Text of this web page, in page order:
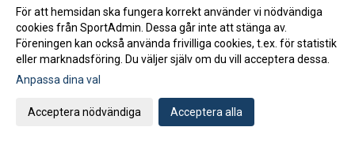
PB för Jesper på JEM 2023-07-15 19:33
U23-EM: Torsdag 2023-07-14 10:15
JEM med Jesper och Emil
Svea och friidrottsskolan
Lag-SM på Sollentunavallen på lördag
För att hemsidan ska fungera korrekt använder vi nödvändiga
cookies från SportAdmin. Dessa går inte att stänga av.
Föreningen kan också använda frivilliga cookies, t.ex. för statistik
eller marknadsföring. Du väljer själv om du vill acceptera dessa.
Anpassa dina val
Acceptera nödvändiga Acceptera alla